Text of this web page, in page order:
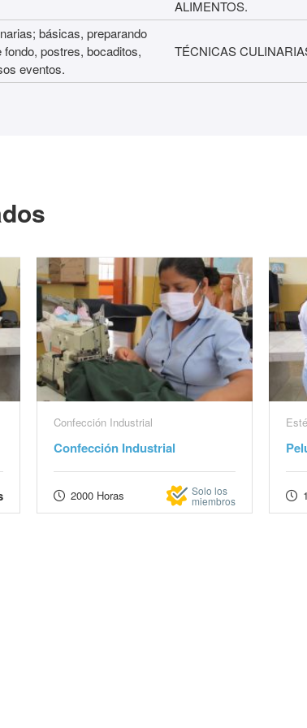
ALIMENTOS.
básicas, preparando
postres, bocaditos,
eventos.
TÉCNICAS
Confección Industrial
Confección Industrial
2000 Horas Solo los
miembros